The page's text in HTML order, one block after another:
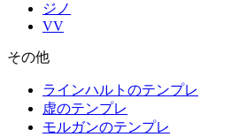
ジノ
VV
その他
ラインハルトのテンプレ
虚のテンプレ
モルガンのテンプレ